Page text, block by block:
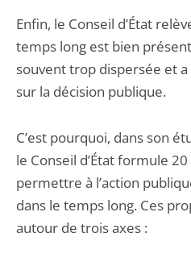
Enfin, le Conseil d’État
temps long est bien
souvent trop dispersée et
sur la décision publique.
C’est pourquoi, dans son
le Conseil d’État formule
permettre à l’action
dans le temps long. Ces
autour de trois axes :